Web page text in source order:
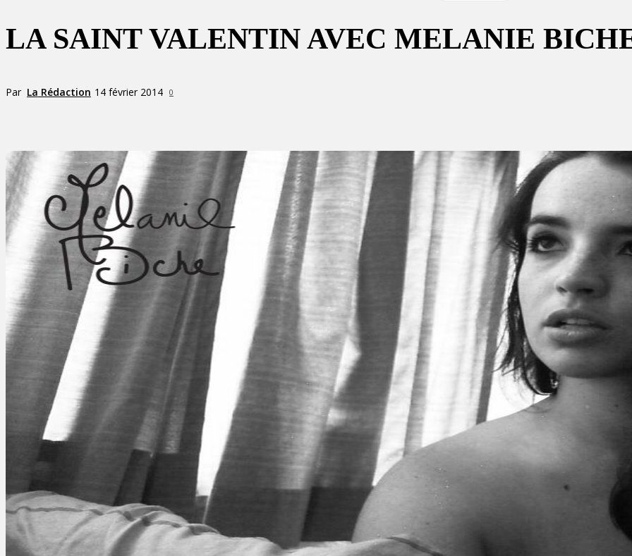
LA SAINT VALENTIN AVEC MELANIE
Par La Rédaction 14 février 2014 0